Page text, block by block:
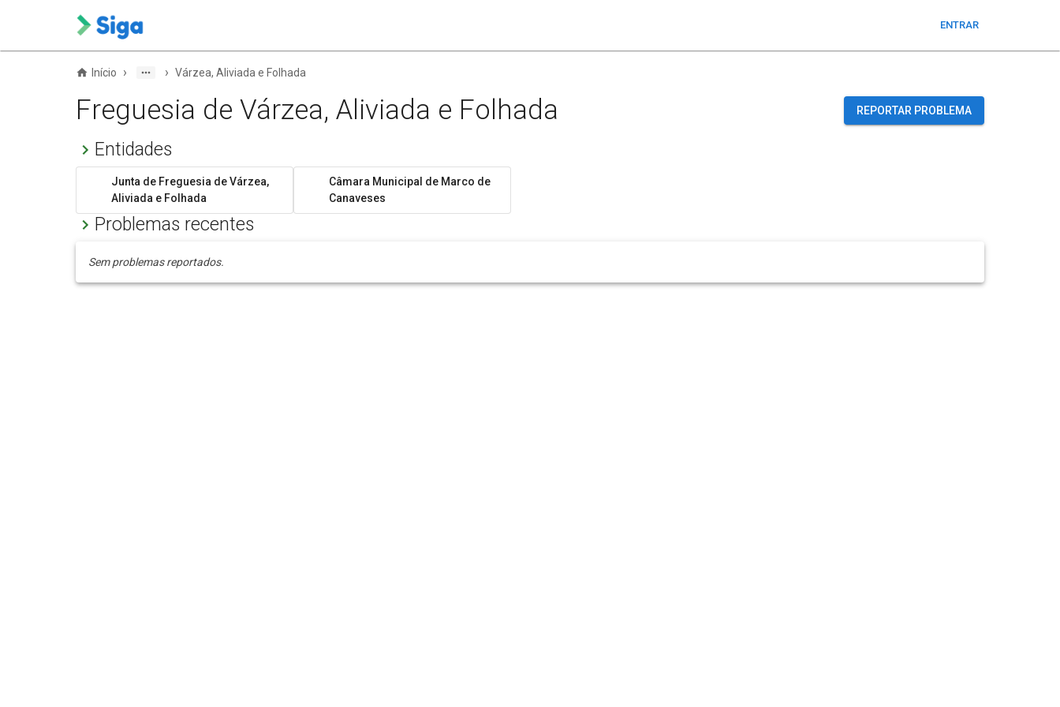
ENTRAR
Início › › Várzea, Aliviada e Folhada
Freguesia de Várzea, Aliviada e Folhada REPORTAR PROBLEMA
Entidades
Junta de Freguesia de Várzea,
Aliviada e Folhada
Câmara Municipal de Marco de
Canaveses
Problemas recentes
Sem problemas reportados.